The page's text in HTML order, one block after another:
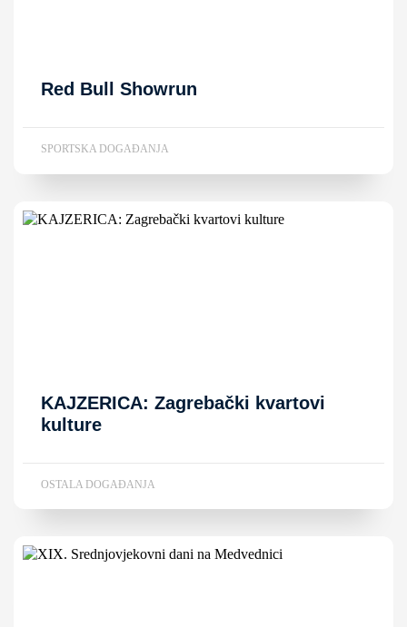
Red Bull Showrun
SPORTSKA DOGAĐANJA
KAJZERICA: Zagrebački kvartovi
kulture
OSTALA DOGAĐANJA